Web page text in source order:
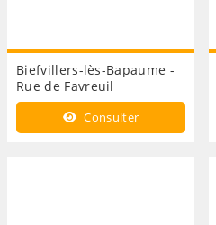
Biefvillers-lès-Bapaume -
Rue de Favreuil
Consulter